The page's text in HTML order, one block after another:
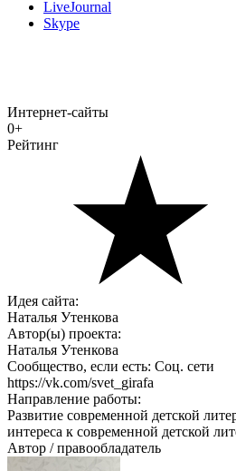
LiveJournal
Skype
Интернет-сайты
0+
Рейтинг
Идея сайта:
Наталья Утенкова
Автор(ы) проекта:
Наталья Утенкова
Сообщество, если есть: Соц. сети
https://vk.com/svet_girafa
Направление работы:
Развитие современной детской
интереса к современной детской
Автор / правообладатель